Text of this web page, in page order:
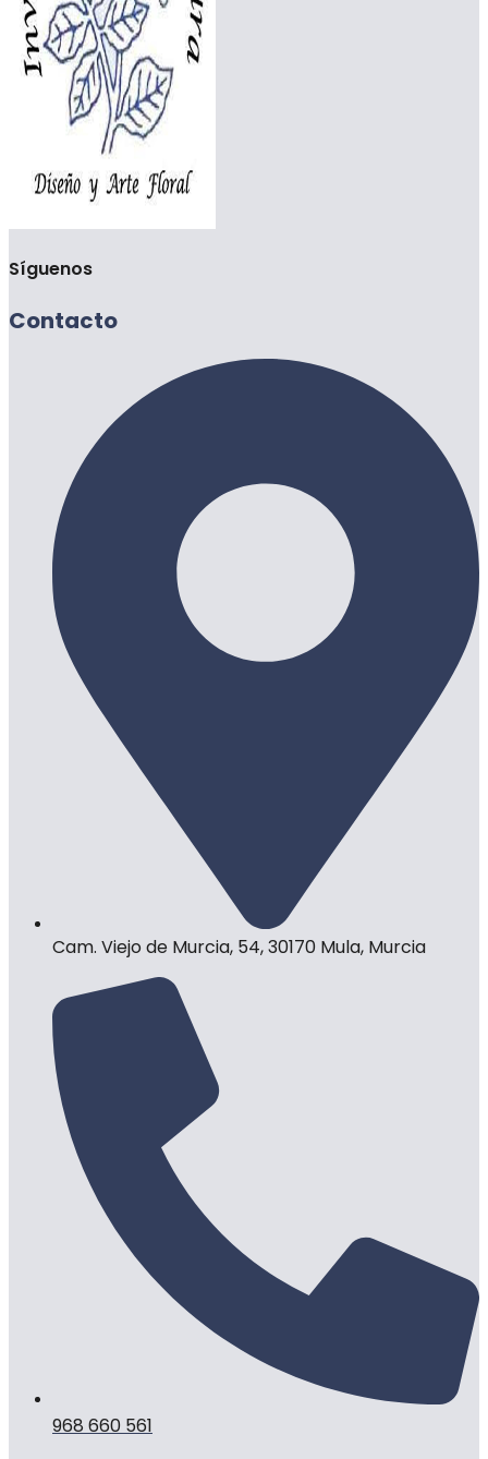
Síguenos
Contacto
Cam. Viejo de Murcia, 54, 30170 Mula, Murcia
968 660 561